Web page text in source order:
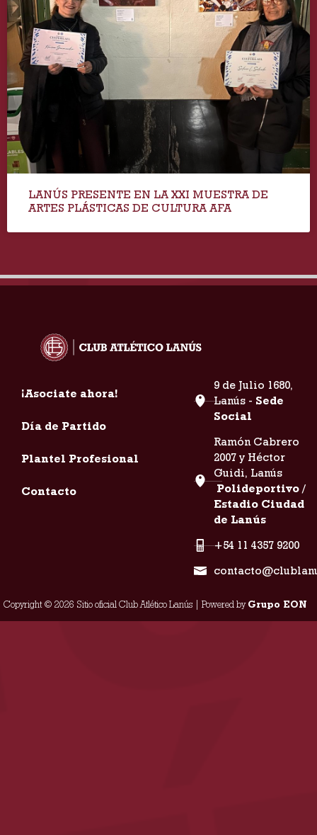
LANÚS PRESENTE EN LA XXI MUESTRA DE
ARTES PLÁSTICAS DE CULTURA AFA
¡Asociate ahora!
Día de Partido
Plantel Profesional
Contacto
9 de Julio 1680,
Lanús - Sede
Social
Ramón Cabrero
2007 y Héctor
Guidi, Lanús
Polideportivo /
Estadio Ciudad
de Lanús
+54 11 4357 9200
Copyright © 2026 Sitio oficial Club Atlético Lanús | Powered byGrupo EON